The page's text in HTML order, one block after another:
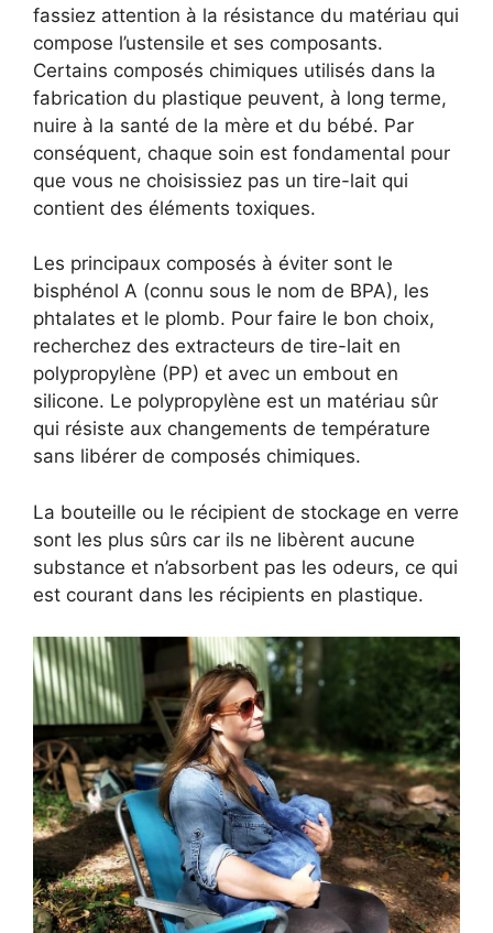
fassiez attention à la résistance du matériau qui
compose l’ustensile et ses composants.
Certains composés chimiques utilisés dans la
fabrication du plastique peuvent, à long terme,
nuire à la santé de la mère et du bébé. Par
conséquent, chaque soin est fondamental pour
que vous ne choisissiez pas un tire-lait qui
contient des éléments toxiques.
Les principaux composés à éviter sont le
bisphénol A (connu sous le nom de BPA), les
phtalates et le plomb. Pour faire le bon choix,
recherchez des extracteurs de tire-lait en
polypropylène (PP) et avec un embout en
silicone. Le polypropylène est un matériau sûr
qui résiste aux changements de température
sans libérer de composés chimiques.
La bouteille ou le récipient de stockage en verre
sont les plus sûrs car ils ne libèrent aucune
substance et n’absorbent pas les odeurs, ce qui
est courant dans les récipients en plastique.